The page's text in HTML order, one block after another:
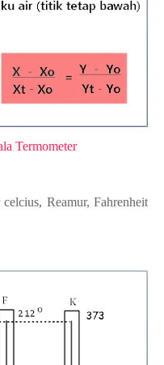
Termometer
Reamur, Fahrenheit